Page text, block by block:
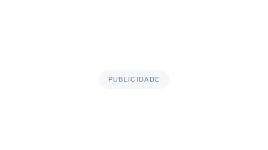
PUBLICIDADE